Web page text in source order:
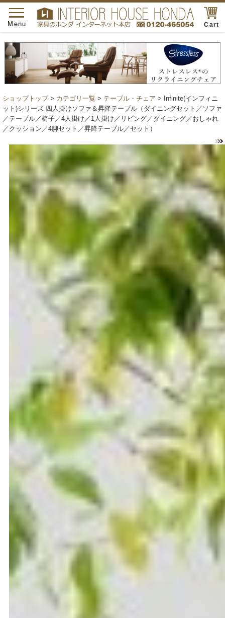
Cart
toggle
navigation
Menu
ショップトップ> カテゴリ一覧 > テーブル・チェア > Infinite(インフィニ
ット)シリーズ 四人掛けソファ＆昇降テーブル（ダイニングセット／ソファ
／テーブル／椅子／4人掛け／1人掛け／リビング／ダイニング／おしゃれ
／クッション／4脚セット／昇降テーブル／セット）